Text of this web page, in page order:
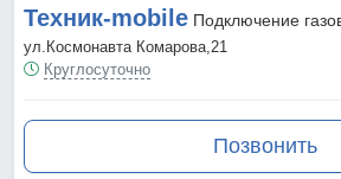
Техник-mobile Подключение
ул.Космонавта Комарова,21
Круглосуточно
Позвонить